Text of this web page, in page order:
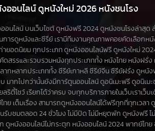
ออนไลน์ ดูหนังใหม่ 2026 หนังชนโรง
อนไลน์ บนเว็บไซต์ ดูหนังฟรี 2024 ดูหนังชนโรงล่าสุด
การดูหนังและซีรี่ย์ เรามีทีมงานคุณภาพคอยคัดเลือกหนั
ายอดนิยม ทุกประเภท ดูหนังออนไลน์ฟรี ดูหนังใหม่
คัดสรรและรวบรวมหนังทุกประเภททั้ง หนังไทย หนังฝรั่ง
ากหลากประเภททั้ง ซีรีย์เกาหลี ซีรีย์จีน ซีรีย์ฝรั่ง ดูหนั
มากไปกว่านั้นยังมีการ์ตูนออนไลน์ ดูอนิเมะฟรี ดูอนิเมะ
ลริตี้โชว์ เรียกได้ว่าครบ จบทุกบริการภายในเว็บเราเว็
ทย เต็มเรื่อง สามารถดูหนังออนไลน์ได้ฟรีทุกที่ทุกเวลา
รับชมตลอด 24 ชั่วโมง ไม่มีปิด ไม่มีหยุดพัก ดูหนังฟรี ไ
ดูหนังออนไลน์ไม่กระตุก หนังออนไลน์ 2024 พากย์ไทย